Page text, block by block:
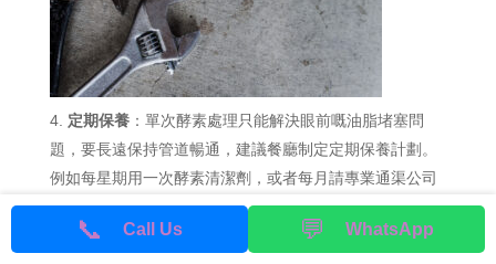
定期保養：單次酵素處理只能解決眼前嘅油脂堵塞問
題，要長遠保持管道暢通，建議餐廳制定定期保養計劃。
例如每星期用一次酵素清潔劑，或者每月請專業通渠公司
進行全面檢查同清潔，咁樣可以大大減低管道堵塞嘅機
📞 Call Us 💬 WhatsApp